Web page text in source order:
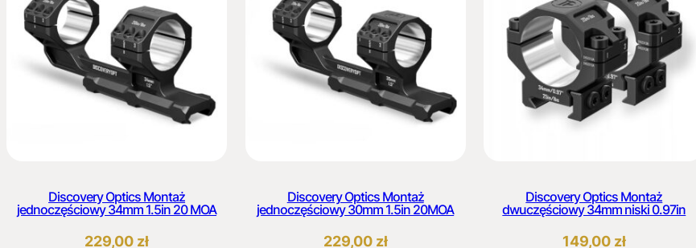
Discovery Optics Montaż
jednoczęściowy 34mm 1.5in 20 MOA
229,00 zł
Discovery Optics Montaż
jednoczęściowy 30mm 1.5in 20MOA
229,00 zł
Discovery Optics Montaż
dwuczęściowy 34mm niski 0.97in
149,00 zł